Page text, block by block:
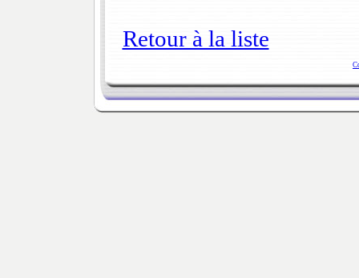
Retour à la liste